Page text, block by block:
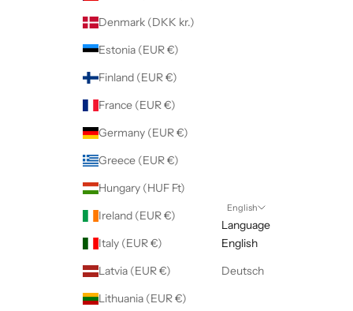
Denmark (DKK kr.)
Estonia (EUR €)
Finland (EUR €)
France (EUR €)
Germany (EUR €)
Greece (EUR €)
Hungary (HUF Ft)
Ireland (EUR €)
Italy (EUR €)
Latvia (EUR €)
Lithuania (EUR €)
English
Language
English
Deutsch